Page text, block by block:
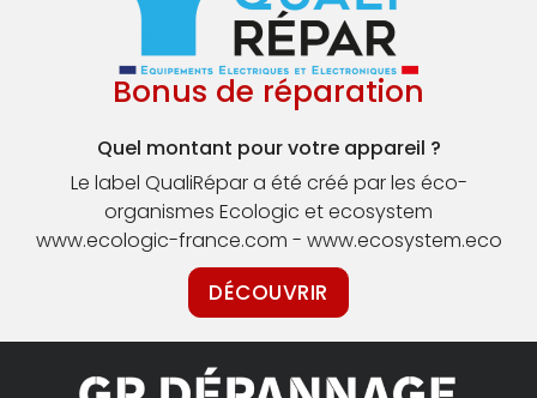
Bonus de réparation
Quel montant pour votre appareil ?
Le label QualiRépar a été créé par les éco-
organismes Ecologic et ecosystem
www.ecologic-france.com - www.ecosystem.eco
DÉCOUVRIR